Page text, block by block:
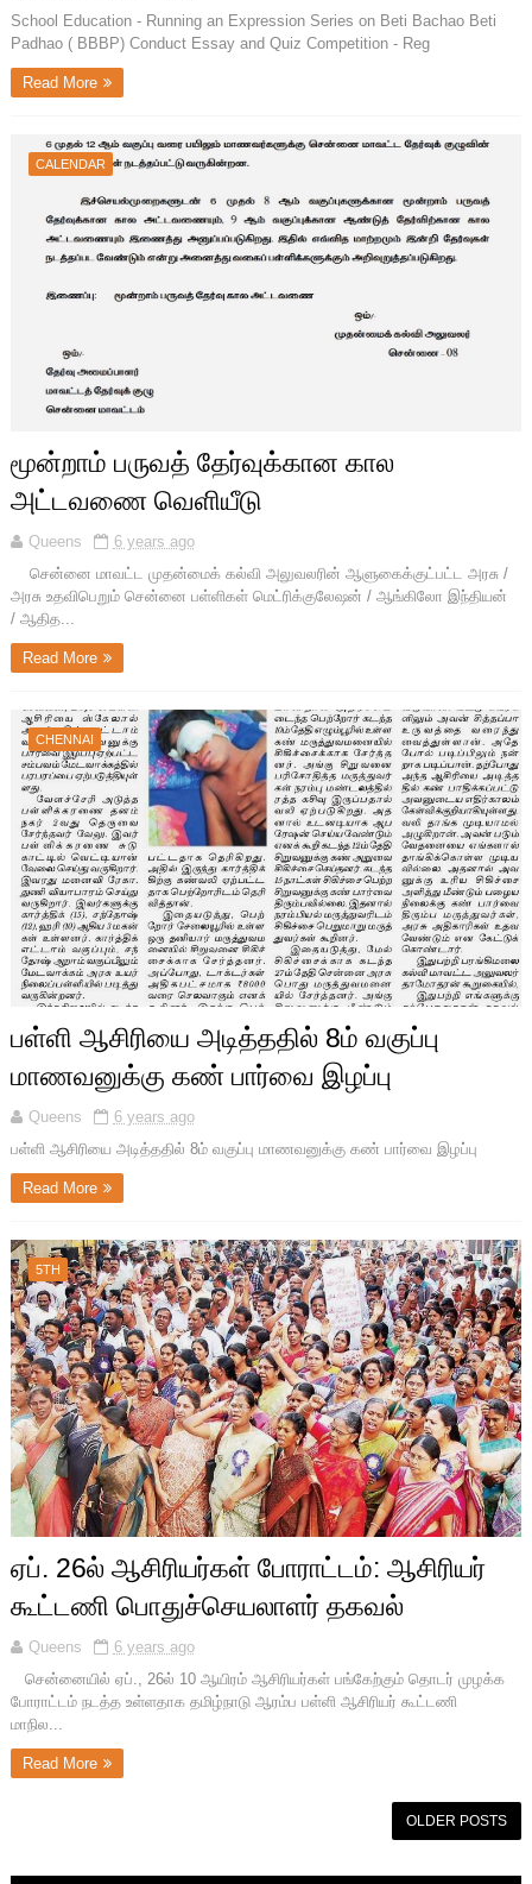
School Education - Running an Expression Series on Beti Bachao Beti
Padhao ( BBBP) Conduct Essay and Quiz Competition - Reg
Read More
CALENDAR
மூன்றாம் பருவத் தேர்வுக்கான கால
அட்டவணை வெளியீடு
Queens
6 years ago
சென்னை மாவட்ட முதன்மைக் கல்வி அலுவலரின் ஆளுகைக்குட்பட்ட அரசு /
அரசு உதவிபெறும் சென்னை பள்ளிகள் மெட்ரிக்குலேஷன் / ஆங்கிலோ இந்தியன்
/ ஆதித...
Read More
CHENNAI
பள்ளி ஆசிரியை அடித்ததில் 8ம் வகுப்பு
மாணவனுக்கு கண் பார்வை இழப்பு
Queens
6 years ago
பள்ளி ஆசிரியை அடித்ததில் 8ம் வகுப்பு மாணவனுக்கு கண் பார்வை இழப்பு
Read More
5TH
ஏப். 26ல் ஆசிரியர்கள் போராட்டம்: ஆசிரியர்
கூட்டணி பொதுச்செயலாளர் தகவல்
Queens
6 years ago
சென்னையில் ஏப்., 26ல் 10 ஆயிரம் ஆசிரியர்கள் பங்கேற்கும் தொடர் முழக்க
போராட்டம் நடத்த உள்ளதாக தமிழ்நாடு ஆரம்ப பள்ளி ஆசிரியர் கூட்டணி
மாநில...
Read More
OLDER POSTS